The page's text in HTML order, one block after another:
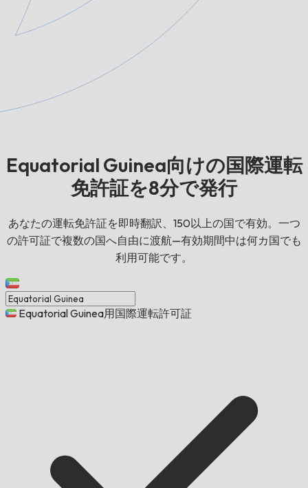
Equatorial Guinea向けの国際運転
免許証を8分で発行
あなたの運転免許証を即時翻訳、150以上の国で有効。一つ
の許可証で複数の国へ自由に渡航—有効期間中は何カ国でも
利用可能です。
Equatorial Guinea用国際運転許可証